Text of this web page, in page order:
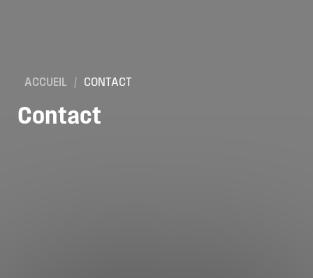
ACCUEIL / CONTACT
Contact